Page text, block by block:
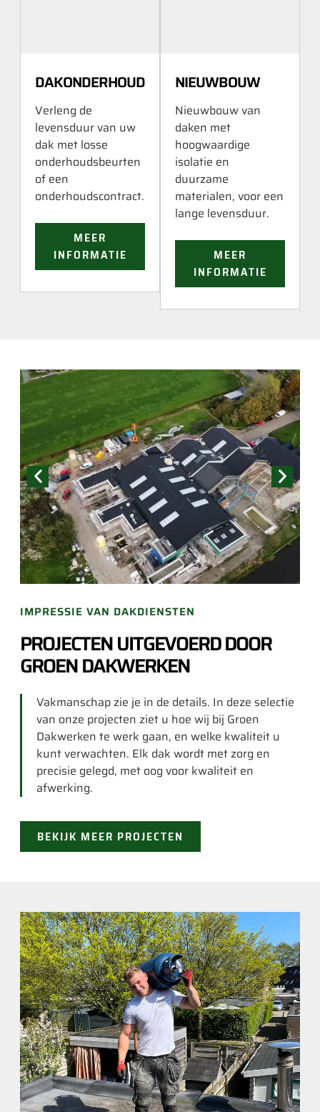
DAKONDERHOUD
Verleng de
levensduur van uw
dak met losse
onderhoudsbeurten
of een
onderhoudscontract.
MEER
INFORMATIE
NIEUWBOUW
Nieuwbouw van
daken met
hoogwaardige
isolatie en
duurzame
materialen, voor een
lange levensduur.
MEER
INFORMATIE
IMPRESSIE VAN DAKDIENSTEN
PROJECTEN UITGEVOERD DOOR
GROEN DAKWERKEN
Vakmanschap zie je in de details. In deze selectie
van onze projecten ziet u hoe wij bij Groen
Dakwerken te werk gaan, en welke kwaliteit u
kunt verwachten. Elk dak wordt met zorg en
precisie gelegd, met oog voor kwaliteit en
afwerking.
BEKIJK MEER PROJECTEN